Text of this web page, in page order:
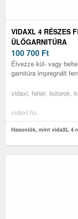
VIDAXL 4 RÉSZES
ÜLŐGARNITÚRA
100 700 Ft
Élvezze kül- vagy
garnitúra impregnált
vidaxl, fehér, bútorok,
vidaxl.hu
Hasonlók, mint vidaXL 4